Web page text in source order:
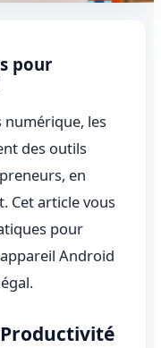
pour
numérique, les
des outils
en
Cet article vous
pour
Android